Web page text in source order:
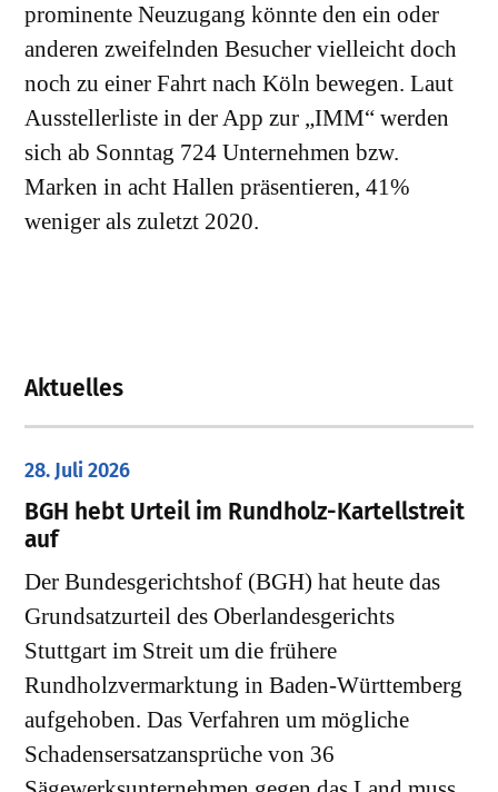
prominente Neuzugang könnte den ein oder
anderen zweifelnden Besucher vielleicht doch
noch zu einer Fahrt nach Köln bewegen. Laut
Ausstellerliste in der App zur „IMM“ werden
sich ab Sonntag 724 Unternehmen bzw.
Marken in acht Hallen präsentieren, 41%
weniger als zuletzt 2020.
Aktuelles
28. Juli 2026
​BGH hebt Urteil im Rundholz-Kartellstreit
auf
Der Bundesgerichtshof (BGH) hat heute das
Grundsatzurteil des Oberlandesgerichts
Stuttgart im Streit um die frühere
Rundholzvermarktung in Baden-Württemberg
aufgehoben. Das Verfahren um mögliche
Schadensersatzansprüche von 36